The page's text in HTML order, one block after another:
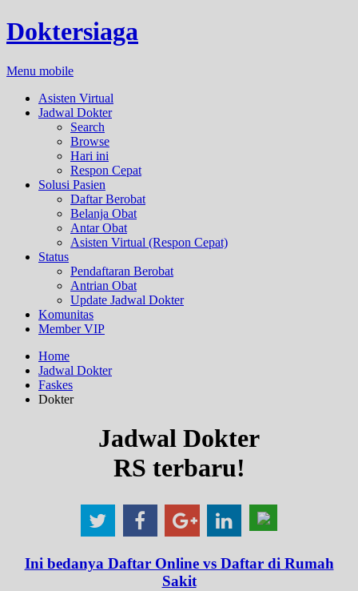
Doktersiaga
Menu mobile
Asisten Virtual
Jadwal Dokter
Search
Browse
Hari ini
Respon Cepat
Solusi Pasien
Daftar Berobat
Belanja Obat
Antar Obat
Asisten Virtual (Respon Cepat)
Status
Pendaftaran Berobat
Antrian Obat
Update Jadwal Dokter
Komunitas
Member VIP
Home
Jadwal Dokter
Faskes
Dokter
Jadwal Dokter
RS terbaru!
Ini bedanya Daftar Online vs Daftar di Rumah
Sakit